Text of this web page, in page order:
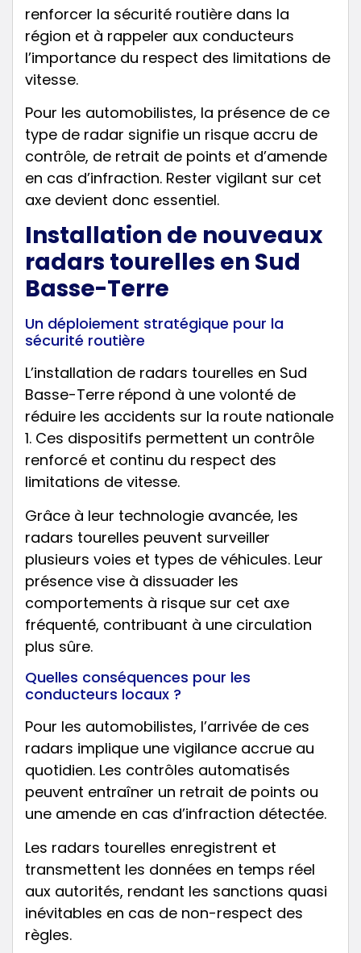
renforcer la sécurité routière dans la
région et à rappeler aux conducteurs
l’importance du respect des limitations de
vitesse.
Pour les automobilistes, la présence de ce
type de radar signifie un risque accru de
contrôle, de retrait de points et d’amende
en cas d’infraction. Rester vigilant sur cet
axe devient donc essentiel.
Installation de nouveaux
radars tourelles en Sud
Basse-Terre
Un déploiement stratégique pour la
sécurité routière
L’installation de radars tourelles en Sud
Basse-Terre répond à une volonté de
réduire les accidents sur la route nationale
1. Ces dispositifs permettent un contrôle
renforcé et continu du respect des
limitations de vitesse.
Grâce à leur technologie avancée, les
radars tourelles peuvent surveiller
plusieurs voies et types de véhicules. Leur
présence vise à dissuader les
comportements à risque sur cet axe
fréquenté, contribuant à une circulation
plus sûre.
Quelles conséquences pour les
conducteurs locaux ?
Pour les automobilistes, l’arrivée de ces
radars implique une vigilance accrue au
quotidien. Les contrôles automatisés
peuvent entraîner un retrait de points ou
une amende en cas d’infraction détectée.
Les radars tourelles enregistrent et
transmettent les données en temps réel
aux autorités, rendant les sanctions quasi
inévitables en cas de non-respect des
règles.